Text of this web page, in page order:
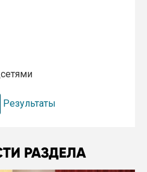
Результаты
РАЗДЕЛА